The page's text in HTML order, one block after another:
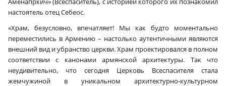
настоятель отец Себеос.
«Храм, безусловно, впечатляет! Мы как будто моментально
переместились в Армению – настолько аутентичными являются
внешний вид и убранство церкви. Храм проектировался в полном
соответствии с канонами армянской архитектуры. Так что
неудивительно, что сегодня Церковь Всеспасителя стала
жемчужиной в уникальном архитектурно-культурном